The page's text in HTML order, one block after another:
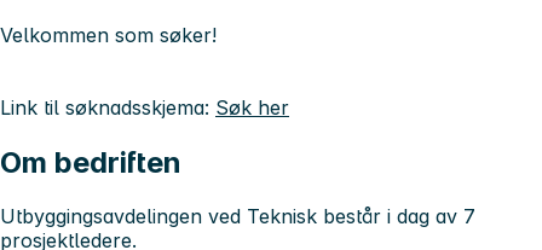
Velkommen som søker!
Link til søknadsskjema: Søk her
Om bedriften
Utbyggingsavdelingen ved Teknisk består i dag av 7
prosjektledere.